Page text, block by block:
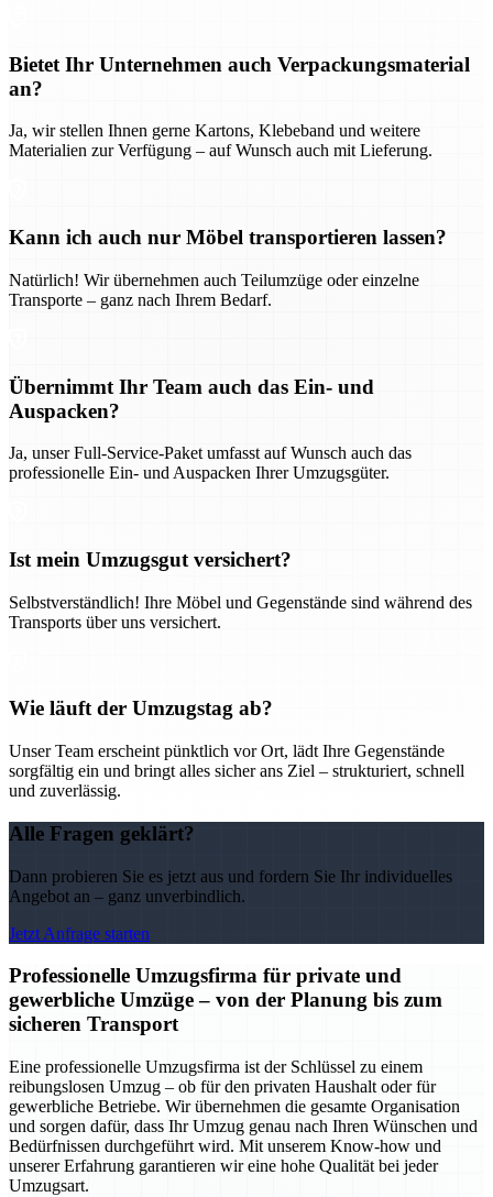
Bietet Ihr Unternehmen auch Verpackungsmaterial
an?
Ja, wir stellen Ihnen gerne Kartons, Klebeband und weitere
Materialien zur Verfügung – auf Wunsch auch mit Lieferung.
Kann ich auch nur Möbel transportieren lassen?
Natürlich! Wir übernehmen auch Teilumzüge oder einzelne
Transporte – ganz nach Ihrem Bedarf.
Übernimmt Ihr Team auch das Ein- und
Auspacken?
Ja, unser Full-Service-Paket umfasst auf Wunsch auch das
professionelle Ein- und Auspacken Ihrer Umzugsgüter.
Ist mein Umzugsgut versichert?
Selbstverständlich! Ihre Möbel und Gegenstände sind während des
Transports über uns versichert.
Wie läuft der Umzugstag ab?
Unser Team erscheint pünktlich vor Ort, lädt Ihre Gegenstände
sorgfältig ein und bringt alles sicher ans Ziel – strukturiert, schnell
und zuverlässig.
Alle Fragen geklärt?
Dann probieren Sie es jetzt aus und fordern Sie Ihr individuelles
Angebot an – ganz unverbindlich.
Jetzt Anfrage starten
Professionelle Umzugsfirma für private und
gewerbliche Umzüge – von der Planung bis zum
sicheren Transport
Eine professionelle Umzugsfirma ist der Schlüssel zu einem
reibungslosen Umzug – ob für den privaten Haushalt oder für
gewerbliche Betriebe. Wir übernehmen die gesamte Organisation
und sorgen dafür, dass Ihr Umzug genau nach Ihren Wünschen und
Bedürfnissen durchgeführt wird. Mit unserem Know-how und
unserer Erfahrung garantieren wir eine hohe Qualität bei jeder
Umzugsart.